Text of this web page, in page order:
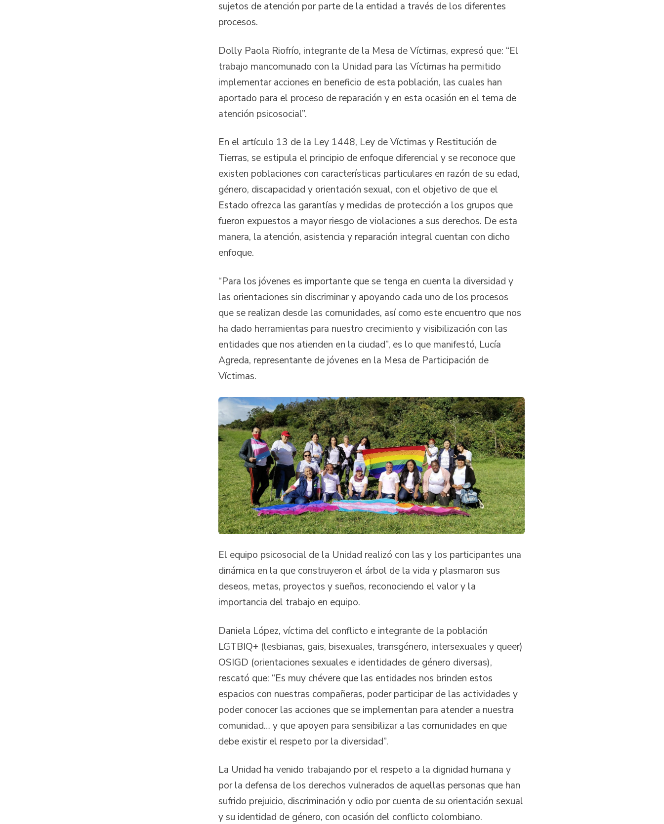
sujetos de atención por parte de la entidad a través de los diferentes
procesos.
Dolly Paola Riofrío, integrante de la Mesa de Víctimas, expresó que: “El
trabajo mancomunado con la Unidad para las Víctimas ha permitido
implementar acciones en beneficio de esta población, las cuales han
aportado para el proceso de reparación y en esta ocasión en el tema de
atención psicosocial”.
En el artículo 13 de la Ley 1448, Ley de Víctimas y Restitución de
Tierras, se estipula el principio de enfoque diferencial y se reconoce que
existen poblaciones con características particulares en razón de su edad,
género, discapacidad y orientación sexual, con el objetivo de que el
Estado ofrezca las garantías y medidas de protección a los grupos que
fueron expuestos a mayor riesgo de violaciones a sus derechos. De esta
manera, la atención, asistencia y reparación integral cuentan con dicho
enfoque.
“Para los jóvenes es importante que se tenga en cuenta la diversidad y
las orientaciones sin discriminar y apoyando cada uno de los procesos
que se realizan desde las comunidades, así como este encuentro que nos
ha dado herramientas para nuestro crecimiento y visibilización con las
entidades que nos atienden en la ciudad”, es lo que manifestó, Lucía
Agreda, representante de jóvenes en la Mesa de Participación de
Víctimas.
El equipo psicosocial de la Unidad realizó con las y los participantes una
dinámica en la que construyeron el árbol de la vida y plasmaron sus
deseos, metas, proyectos y sueños, reconociendo el valor y la
importancia del trabajo en equipo.
Daniela López, víctima del conflicto e integrante de la población
LGTBIQ+ (lesbianas, gais, bisexuales, transgénero, intersexuales y queer)
OSIGD (orientaciones sexuales e identidades de género diversas),
rescató que: “Es muy chévere que las entidades nos brinden estos
espacios con nuestras compañeras, poder participar de las actividades y
poder conocer las acciones que se implementan para atender a nuestra
comunidad… y que apoyen para sensibilizar a las comunidades en que
debe existir el respeto por la diversidad”.
La Unidad ha venido trabajando por el respeto a la dignidad humana y
por la defensa de los derechos vulnerados de aquellas personas que han
sufrido prejuicio, discriminación y odio por cuenta de su orientación sexual
y su identidad de género, con ocasión del conflicto colombiano.